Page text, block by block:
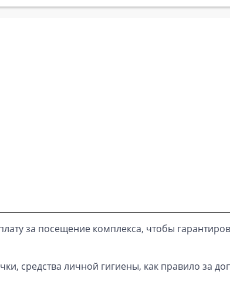
за посещение комплекса, чтобы
средства личной гигиены, как правило за